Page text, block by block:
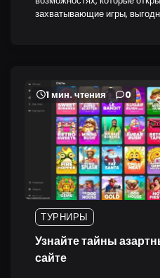
захватывающие игры,
1 мин. чтения 0
ТУРНИРЫ
Узнайте тайны
сайте